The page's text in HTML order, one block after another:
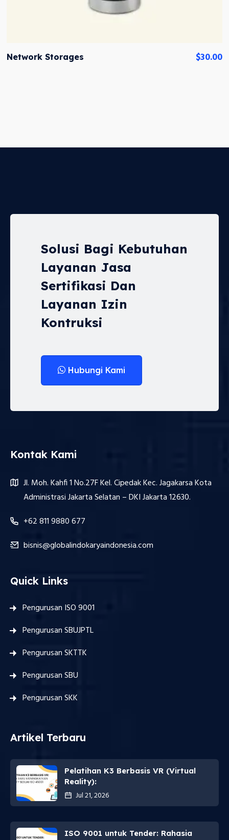
Network Storages $30.00
Solusi Bagi Kebutuhan
Layanan Jasa
Sertifikasi Dan
Layanan Izin
Kontruksi
Hubungi Kami
Kontak Kami
Jl. Moh. Kahfi 1 No.27F Kel. Cipedak Kec. Jagakarsa Kota
Administrasi Jakarta Selatan – DKI Jakarta 12630.
+62 811 9880 677
bisnis@globalindokaryaindonesia.com
Quick Links
Pengurusan ISO 9001
Pengurusan SBUJPTL
Pengurusan SKTTK
Pengurusan SBU
Pengurusan SKK
Artikel Terbaru
Pelatihan K3 Berbasis VR (Virtual
Reality):
Jul 21, 2026
ISO 9001 untuk Tender: Rahasia